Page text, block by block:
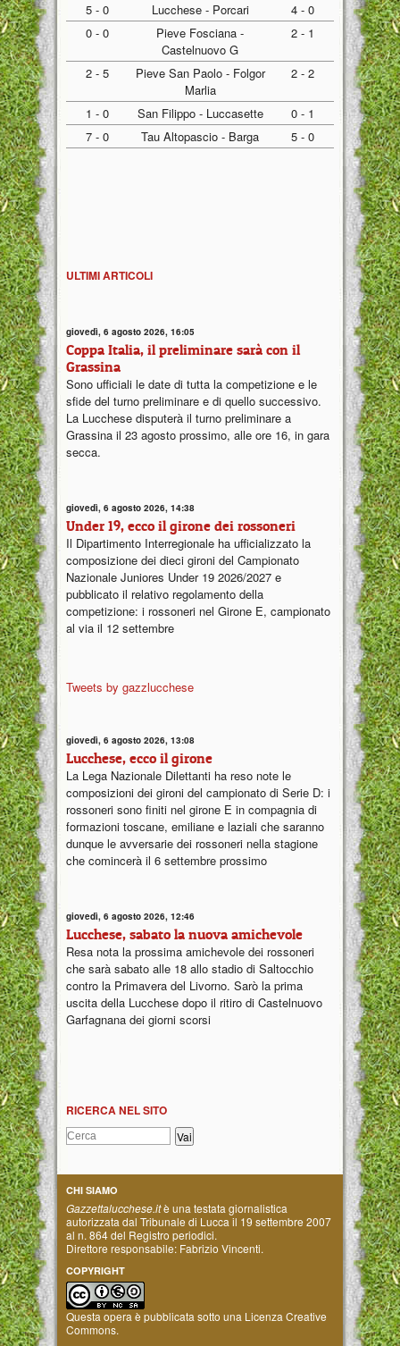
5 - 0 Lucchese - Porcari
4 - 0
0 - 0
Pieve Fosciana -
Castelnuovo G
2 - 1
2 - 5
Pieve San Paolo - Folgor
Marlia
2 - 2
1 - 0 San Filippo - Luccasette
0 - 1
7 - 0
Tau Altopascio - Barga 5 - 0
ULTIMI ARTICOLI
giovedì, 6 agosto 2026, 16:05
Coppa Italia, il preliminare sarà con il
Grassina
Sono ufficiali le date di tutta la competizione e le
sfide del turno preliminare e di quello successivo.
La Lucchese disputerà il turno preliminare a
Grassina il 23 agosto prossimo, alle ore 16, in gara
secca.
giovedì, 6 agosto 2026, 14:38
Under 19, ecco il girone dei rossoneri
Il Dipartimento Interregionale ha ufficializzato la
composizione dei dieci gironi del Campionato
Nazionale Juniores Under 19 2026/2027 e
pubblicato il relativo regolamento della
competizione: i rossoneri nel Girone E, campionato
al via il 12 settembre
Tweets by gazzlucchese
giovedì, 6 agosto 2026, 13:08
Lucchese, ecco il girone
La Lega Nazionale Dilettanti ha reso note le
composizioni dei gironi del campionato di Serie D: i
rossoneri sono finiti nel girone E in compagnia di
formazioni toscane, emiliane e laziali che saranno
dunque le avversarie dei rossoneri nella stagione
che comincerà il 6 settembre prossimo
giovedì, 6 agosto 2026, 12:46
Lucchese, sabato la nuova amichevole
Resa nota la prossima amichevole dei rossoneri
che sarà sabato alle 18 allo stadio di Saltocchio
contro la Primavera del Livorno. Sarò la prima
uscita della Lucchese dopo il ritiro di Castelnuovo
Garfagnana dei giorni scorsi
RICERCA NEL SITO
CHI SIAMO
Gazzettalucchese.itè una testata giornalistica
autorizzata dal Tribunale di Lucca il 19 settembre 2007
al n. 864 del Registro periodici.
Direttore responsabile: Fabrizio Vincenti.
COPYRIGHT
Questa opera è pubblicata sotto una Licenza Creative
Commons.